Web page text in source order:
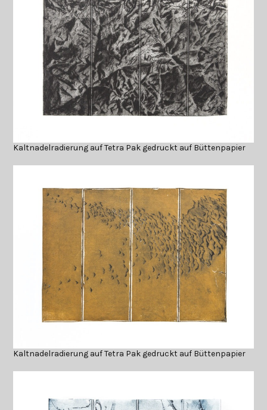
Kaltnadelradierung auf Tetra Pak gedruckt auf Büttenpapier
Kaltnadelradierung auf Tetra Pak gedruckt auf Büttenpapier